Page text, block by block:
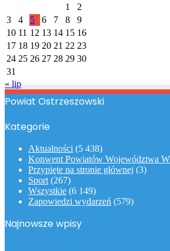
1
2
3
4 5 6 7 8
9
10 11 12 13 14 15 16
17 18 19 20 21 22 23
24 25 26 27 28 29 30
31
« lip
Powiat Ostrzeszowski
Kategorie
Aktualności (5 438)
Konwent Powiatów Województwa
Przypięte na stronie głównej (3)
Sport (267)
Wszystkie (6 149)
Zapowiedzi wydarzeń (579)
Najnowsze wpisy